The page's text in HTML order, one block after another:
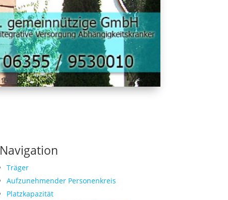
Navigation
Träger
Aufzunehmender Personenkreis
Platzkapazität